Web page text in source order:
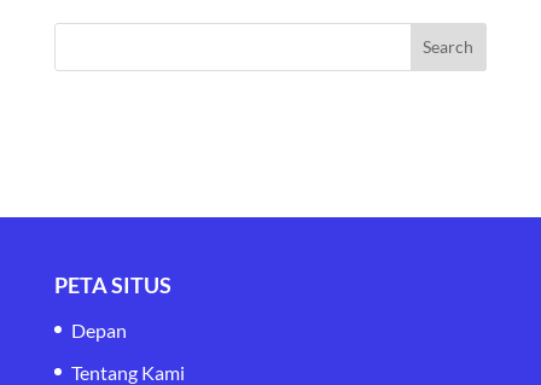
PETA SITUS
Depan
Tentang Kami